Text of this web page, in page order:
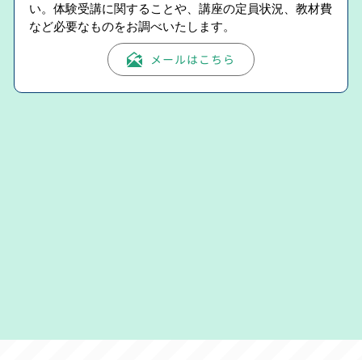
い。体験受講に関することや、講座の定員状況、教材費
など必要なものをお調べいたします。
メールはこちら